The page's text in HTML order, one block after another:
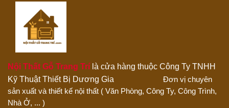
Đánh giá của bạn
Thêm ảnh đánh giá
Nội Thất Gỗ Trang Trílà cửa hàng thuộc Công Ty TNHH
Kỹ Thuật Thiết Bị Dương Gia
Đơn vị chuyên
sản xuất và thiết kế nội thất ( Văn Phòng, Công Ty, Công Trình,
Nhà Ở, ... )